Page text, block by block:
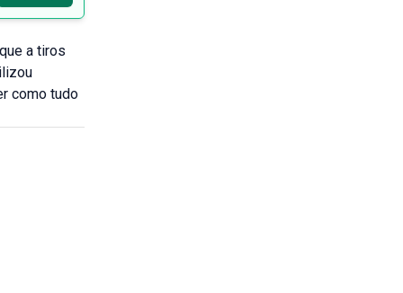
a tiros
como tudo